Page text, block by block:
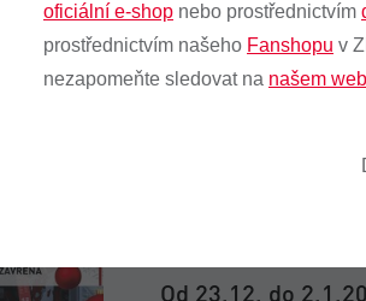
20.12.2021
Přijďte si
Od 23.12. do
oficiální e-shop nebo prostřednictvím
prostřednictvím našeho Fanshopu v
nezapomeňte sledovat na našem